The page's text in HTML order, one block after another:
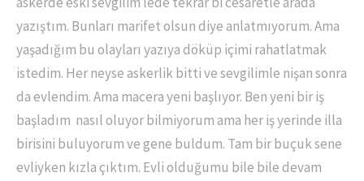
yazıştım. Bunları marifet olsun diye anlatmıyorum. Ama
yaşadığım bu olayları yazıya döküp içimi rahatlatmak
istedim. Her neyse askerlik bitti ve sevgilimle nişan sonra
da evlendim. Ama macera yeni başlıyor. Ben yeni bir iş
başladım nasıl oluyor bilmiyorum ama her iş yerinde illa
birisini buluyorum ve gene buldum. Tam bir buçuk sene
evliyken kızla çıktım. Evli olduğumu bile bile devam